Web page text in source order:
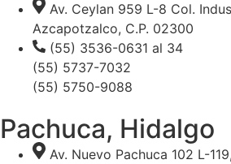
Av. Ceylan 959 L-8 Col.
Azcapotzalco, C.P. 02300
(55) 3536-0631 al 34
(55) 5737-7032
(55) 5750-9088
Pachuca, Hidalgo
Av. Nuevo Pachuca 102 L-